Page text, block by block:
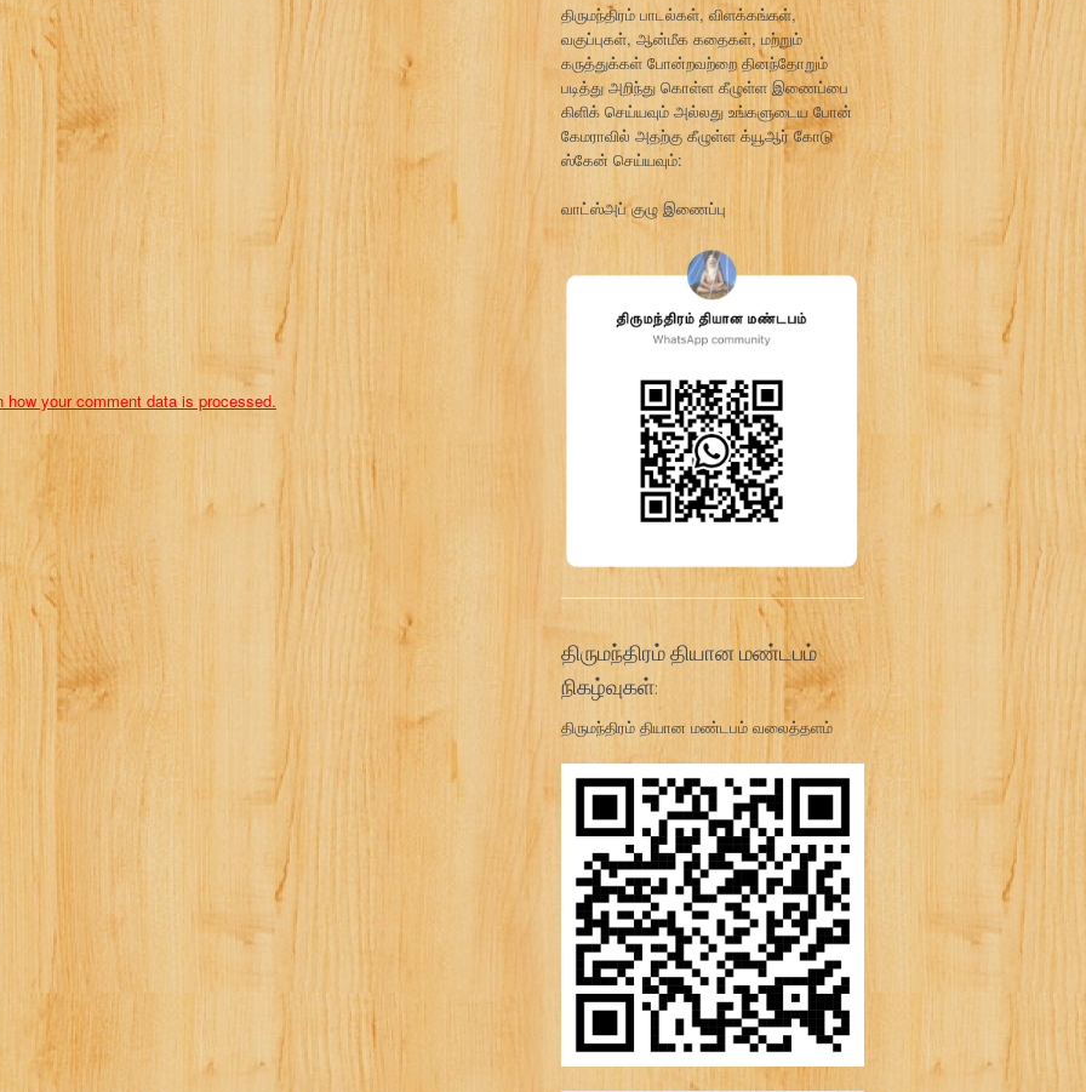
how your comment data is processed.
திருமந்திரம் பாடல்கள், விளக்கங்கள்,
வகுப்புகள், ஆன்மீக கதைகள், மற்றும்
கருத்துக்கள் போன்றவற்றை தினந்தோறும்
படித்து அறிந்து கொள்ள கீழுள்ள இணைப்பை
கிளிக் செய்யவும் அல்லது உங்களுடைய போன்
கேமராவில் அதற்கு கீழுள்ள க்யூஆர் கோடு
ஸ்கேன் செய்யவும்:
வாட்ஸ்அப் குழு இணைப்பு
திருமந்திரம் தியான மண்டபம்
நிகழ்வுகள்:
திருமந்திரம் தியான மண்டபம் வலைத்தளம்